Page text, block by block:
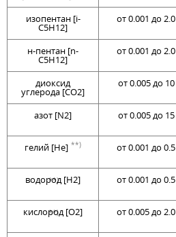
изопентан [i-
C5H12]
от 0.001 до 2.0
н-пентан [n-
C5H12]
от 0.001 до 2.0
диоксид
углерода [CO2]
от 0.005 до 10
азот [N2]
от 0.005 до 15
гелий [He] **) от 0.001 до 0.5
водород [H2]
**) от 0.001 до 0.5
кислород [O2]
**) от 0.005 до 2.0